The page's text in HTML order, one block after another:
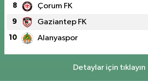
8 Çorum FK
9 Gaziantep FK
10 Alanyaspor
Detaylar için tıklayın